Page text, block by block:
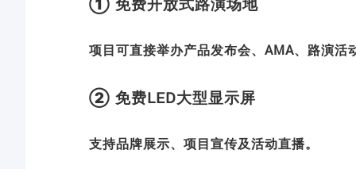
项目可直接举办产品发布会、AMA、路演活
② 免费LED大型显示屏
支持品牌展示、项目宣传及活动直播。